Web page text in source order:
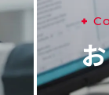
Co
お